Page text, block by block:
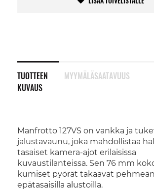
TUOTTEEN
KUVAUS
Manfrotto 127VS on vankka ja
jalustavaunu, joka mahdollistaa
tasaiset kamera-ajot erilaisissa
kuvaustilanteissa. Sen 76 mm
kumiset pyörät takaavat
epätasaisilla alustoilla.
MYYMÄLÄSAATAVUUS